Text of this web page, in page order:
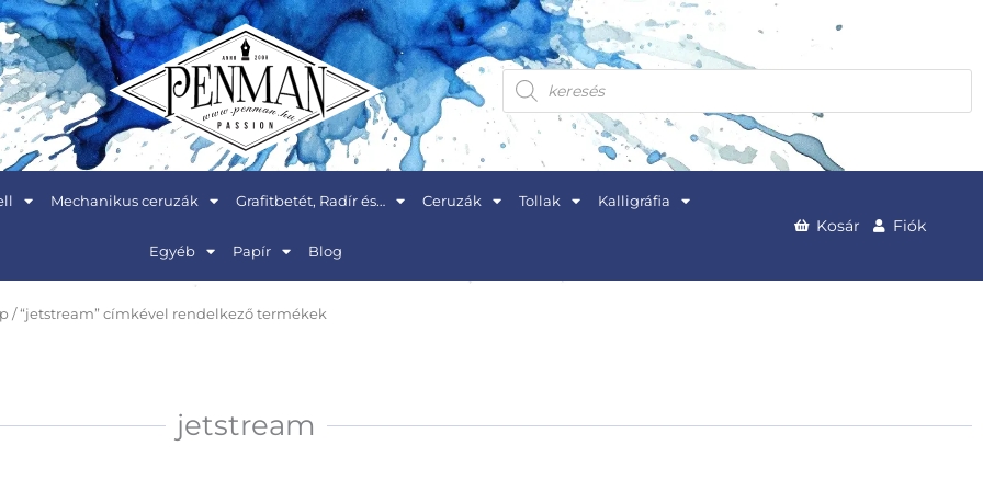
Products
search
Mechanikus ceruzák Grafitbetét, Radír és… Ceruzák Tollak Kalligráfia
Egyéb Papír Blog
Kosár Fiók
/ “jetstream” címkével rendelkező termékek
jetstream